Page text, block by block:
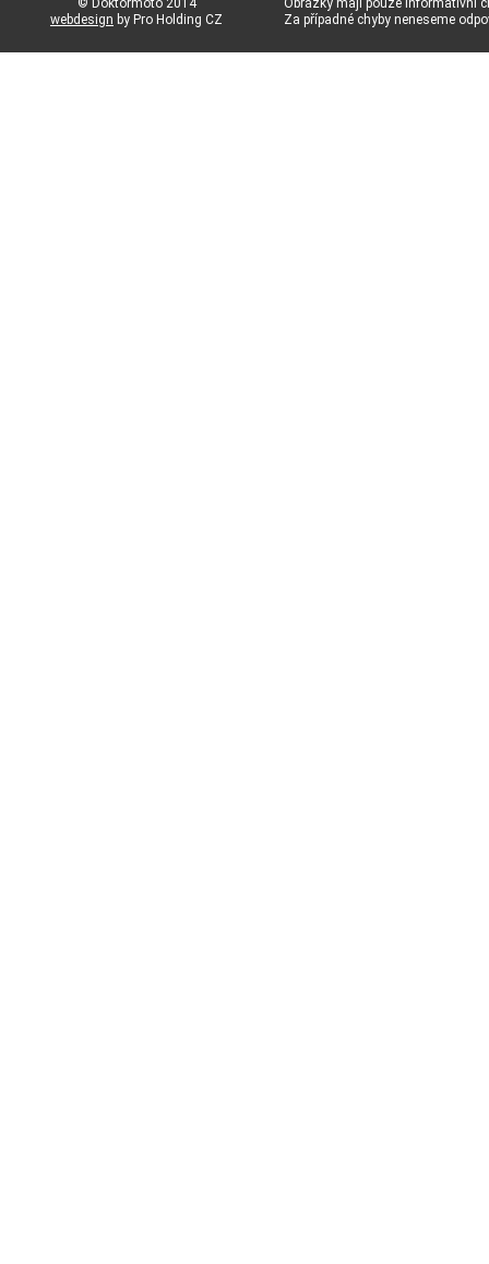
© Doktormoto 2014
webdesign by Pro Holding CZ
Obrázky mají pouze informativní
Za případné chyby neneseme